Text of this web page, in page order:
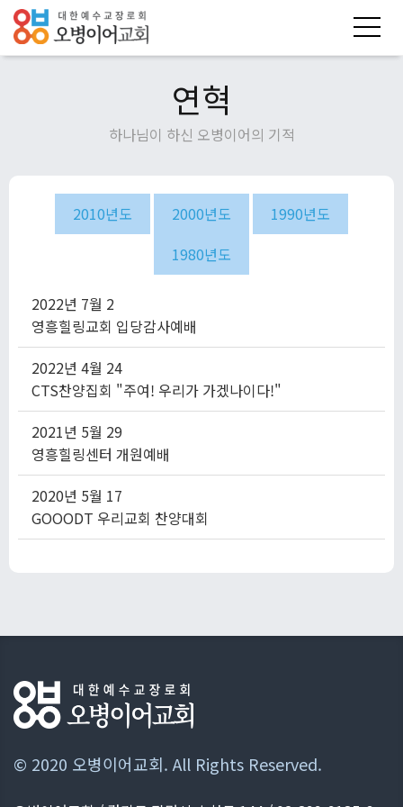
연혁
하나님이 하신 오병이어의 기적
2010년도 2000년도
1990년도
1980년도
2022년 7월 2
영흥힐링교회 입당감사예배
2022년 4월 24
CTS찬양집회 "주여! 우리가 가겠나이다!"
2021년 5월 29
영흥힐링센터 개원예배
2020년 5월 17
GOOODT 우리교회 찬양대회
© 2020 오병이어교회. All Rights Reserved.